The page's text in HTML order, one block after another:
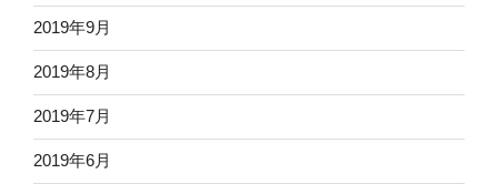
2019年9月
2019年8月
2019年7月
2019年6月